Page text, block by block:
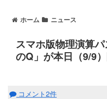
ホーム ニュース
スマホ版物理演算
のQ」が本日（9/9
コメント2件